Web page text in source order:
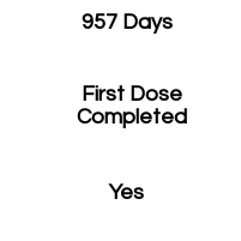
957 Days
First Dose
Completed
Yes